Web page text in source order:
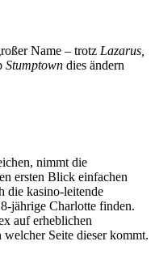
Name – trotz Lazarus,
Stumptown dies ändern
nimmt die
ersten Blick einfachen
die kasino-leitende
jährige Charlotte finden.
auf erheblichen
Seite dieser kommt.